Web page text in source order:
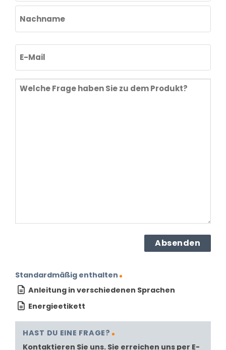
Vorname
Mail
Welche
Standardmäßig enthalten
Anleitung in verschiedenen Sprachen
Energieetikett
HAST DU EINE FRAGE?
Kontaktieren Sie uns. Sie erreichen uns per E-